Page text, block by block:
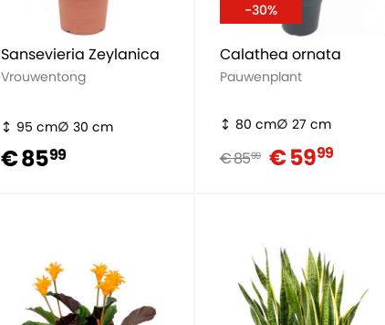
Sansevieria Zeylanica
Vrouwentong
95 cm 30 cm
€ 8599
-30%
Calathea ornata
Pauwenplant
80 cm 27 cm
€ 8599 € 5999